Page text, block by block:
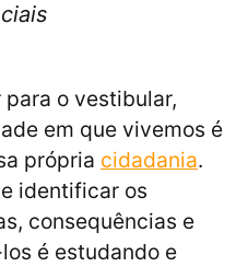
o vestibular,
em que vivemos é
própria cidadania.
identificar os
consequências e
é estudando e